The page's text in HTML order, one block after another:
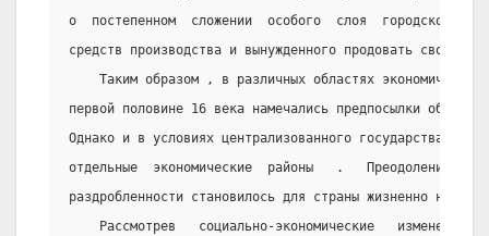
о  постепенном  сложении  особого  слоя  городского
средств производства и вынужденного продовать свой
Таким образом , в различных областях экономической
первой половине 16 века намечались предпосылки
Однако и в условиях централизованного государства
отдельные  экономические  районы   .   Преодоление
раздробленности становилось для страны жизненно
Рассмотрев   социально-экономические   изменения